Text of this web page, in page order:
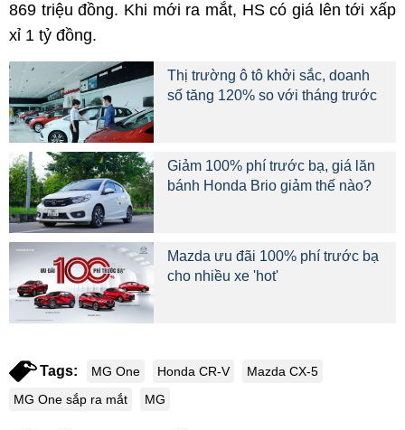
869 triệu đồng. Khi mới ra mắt, HS có giá lên tới xấp
xỉ 1 tỷ đồng.
Thị trường ô tô khởi sắc, doanh
số tăng 120% so với tháng trước
Giảm 100% phí trước bạ, giá lăn
bánh Honda Brio giảm thế nào?
Mazda ưu đãi 100% phí trước bạ
cho nhiều xe 'hot'
Tags: MG One Honda CR-V
Mazda CX-5
MG One sắp ra mắt
MG